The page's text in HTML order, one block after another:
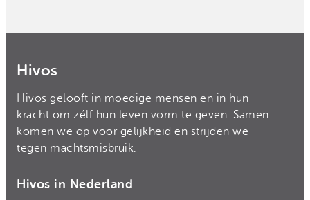
Hivos
Hivos gelooft in moedige mensen en in hun
kracht om zélf hun leven vorm te geven. Samen
komen we op voor gelijkheid en strijden we
tegen machtsmisbruik.
Hivos in Nederland